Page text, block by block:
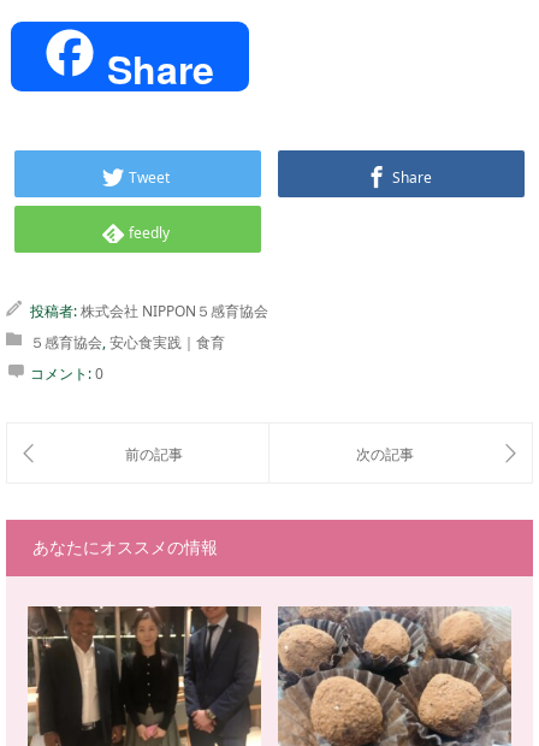
Share
Tweet Share
feedly
投稿者:株式会社 NIPPON５感育協会
５感育協会,安心食実践｜食育
コメント:0
あなたにオススメの情報